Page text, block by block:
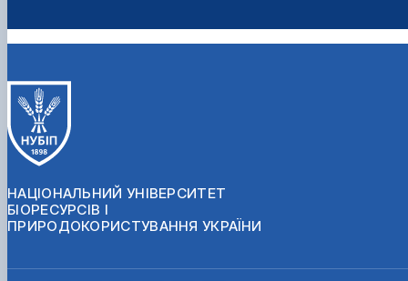
НАЦІОНАЛЬНИЙ УНІВЕРСИТЕТ
БІОРЕСУРСІВ І
ПРИРОДОКОРИСТУВАННЯ УКРАЇНИ